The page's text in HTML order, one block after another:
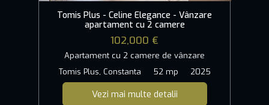
Tomis Plus - Celine Elegance - Vânzare
apartament cu 2 camere
102,000 €
Apartament cu 2 camere de vânzare
Tomis Plus, Constanta
52 mp 2025
Vezi mai multe detalii